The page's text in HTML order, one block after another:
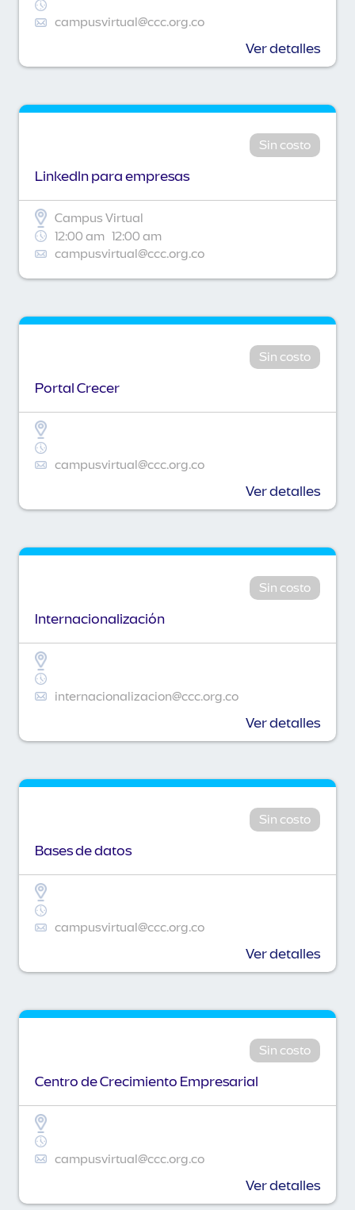
campusvirtual@ccc.org.co
Ver detalles
Sin costo
Linkedln para empresas
Campus Virtual
12:00 am 12:00 am
campusvirtual@ccc.org.co
Sin costo
Portal Crecer
campusvirtual@ccc.org.co
Ver detalles
Sin costo
Internacionalización
internacionalizacion@ccc.org.co
Ver detalles
Sin costo
Bases de datos
campusvirtual@ccc.org.co
Ver detalles
Sin costo
Centro de Crecimiento Empresarial
campusvirtual@ccc.org.co
Ver detalles